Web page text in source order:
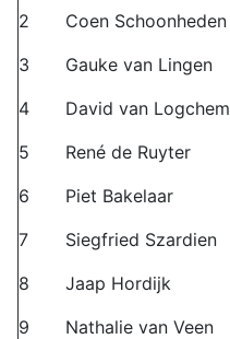
2
Coen Schoonheden
3
Gauke van Lingen
4
David van Logchem
5
René de Ruyter
6
Piet Bakelaar
7
Siegfried Szardien
8
Jaap Hordijk
9
Nathalie van Veen